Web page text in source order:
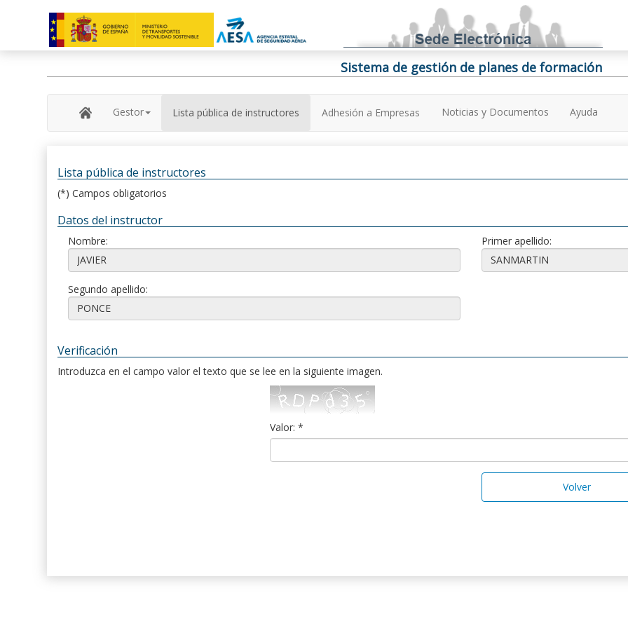
Sistema de gestión de planes de formación
Gestor Lista pública de instructores Adhesión a Empresas Noticias y Documentos Ayuda
Lista pública de instructores
(*) Campos obligatorios
Datos del instructor
Nombre: Primer apellido:
Segundo apellido:
Verificación
Introduzca en el campo valor el texto que se lee en la siguiente imagen.
Valor: *
Volver